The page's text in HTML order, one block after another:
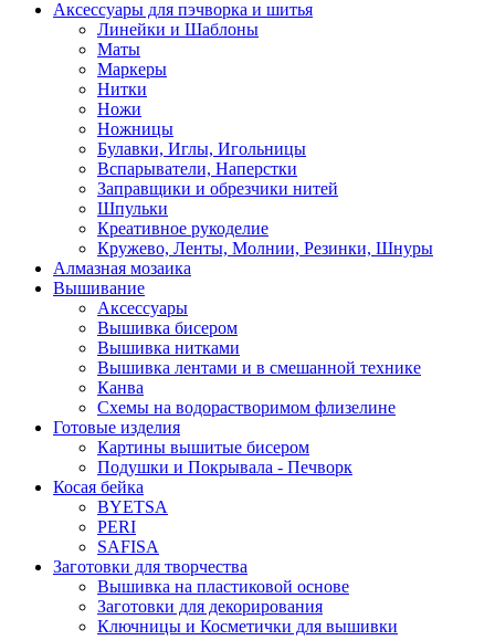
Аксессуары для пэчворка и шитья
Линейки и Шаблоны
Маты
Маркеры
Нитки
Ножи
Ножницы
Булавки, Иглы, Игольницы
Вспарыватели, Наперстки
Заправщики и обрезчики нитей
Шпульки
Креативное рукоделие
Кружево, Ленты, Молнии, Резинки, Шнуры
Алмазная мозаика
Вышивание
Аксессуары
Вышивка бисером
Вышивка нитками
Вышивка лентами и в смешанной технике
Канва
Схемы на водорастворимом флизелине
Готовые изделия
Картины вышитые бисером
Подушки и Покрывала - Печворк
Косая бейка
BYETSA
PERI
SAFISA
Заготовки для творчества
Вышивка на пластиковой основе
Заготовки для декорирования
Ключницы и Косметички для вышивки